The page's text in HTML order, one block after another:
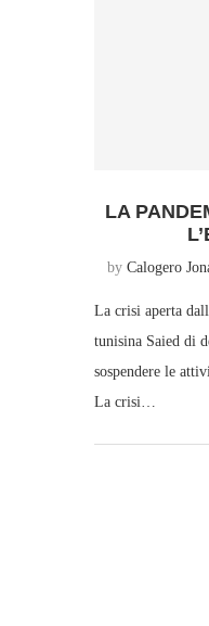
LA
byCalogero
La crisi aperta
tunisina Saied di
sospendere le
La crisi…